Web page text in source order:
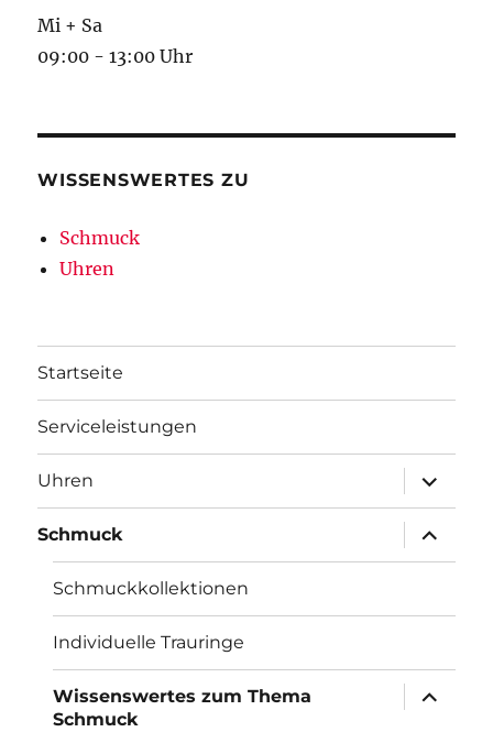
Mi + Sa
09:00 - 13:00 Uhr
WISSENSWERTES ZU
Schmuck
Uhren
Startseite
Serviceleistungen
Uhren
öffnen
Schmuck
öffnen
Schmuckkollektionen
Individuelle Trauringe
Wissenswertes zum Thema
Schmuck
öffnen